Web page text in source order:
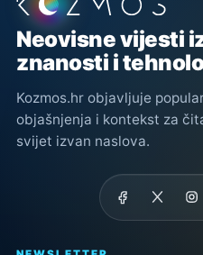
Neovisne vijesti
znanosti i
Kozmos.hr objavljuje
objašnjenja i kontekst za
svijet izvan naslova.